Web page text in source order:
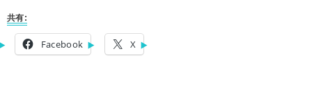
共有:
Facebook X